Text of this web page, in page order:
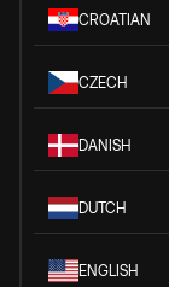
CROATIAN
CZECH
DANISH
DUTCH
ENGLISH